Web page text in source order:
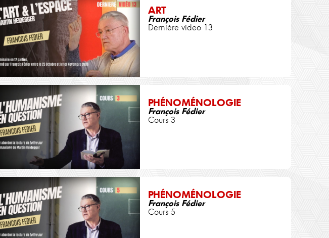
ART
François Fédier
Dernière video 13
PHÉNOMÉNOLOGIE
François Fédier
Cours 3
PHÉNOMÉNOLOGIE
François Fédier
Cours 5